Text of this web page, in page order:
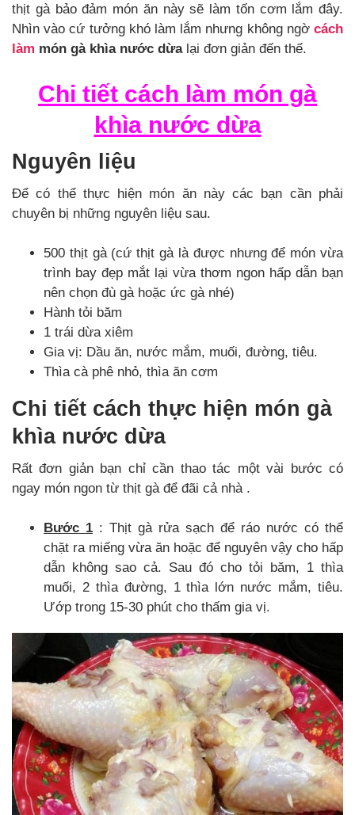
thịt gà bảo đảm món ăn này sẽ làm tốn cơm lắm đây.
Nhìn vào cứ tưởng khó làm lắm nhưng không ngờ cách
làm món gà khìa nước dừalại đơn giản đến thế.
Chi tiết cách làm món gà
khìa nước dừa
Nguyên liệu
Để có thể thực hiện món ăn này các bạn cần phải
chuyên bị những nguyên liệu sau.
500 thịt gà (cứ thịt gà là được nhưng để món vừa
trình bay đẹp mắt lại vừa thơm ngon hấp dẫn bạn
nên chọn đù gà hoặc ức gà nhé)
Hành tỏi băm
1 trái dừa xiêm
Gia vị: Dầu ăn, nước mắm, muối, đường, tiêu.
Thìa cà phê nhỏ, thìa ăn cơm
Chi tiết cách thực hiện món gà
khìa nước dừa
Rất đơn giản bạn chỉ cần thao tác một vài bước có
ngay món ngon từ thịt gà để đãi cả nhà .
Bước 1 : Thịt gà rửa sạch để ráo nước có thể
chặt ra miếng vừa ăn hoặc để nguyên vậy cho hấp
dẫn không sao cả. Sau đó cho tỏi băm, 1 thìa
muối, 2 thìa đường, 1 thìa lớn nước mắm, tiêu.
Ướp trong 15-30 phút cho thấm gia vị.